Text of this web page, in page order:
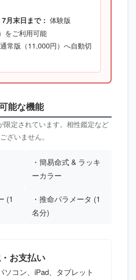
月末日まで： 体験版
をご利用可能
通常版（11,000円）へ自動切
能な機能
限定されています。相性鑑定など
ざいません。
・簡易命式 & ラッキ
ーカラー
(1
・推命パラメータ (1
名分)
お支払い
ソコン、iPad、タブレット